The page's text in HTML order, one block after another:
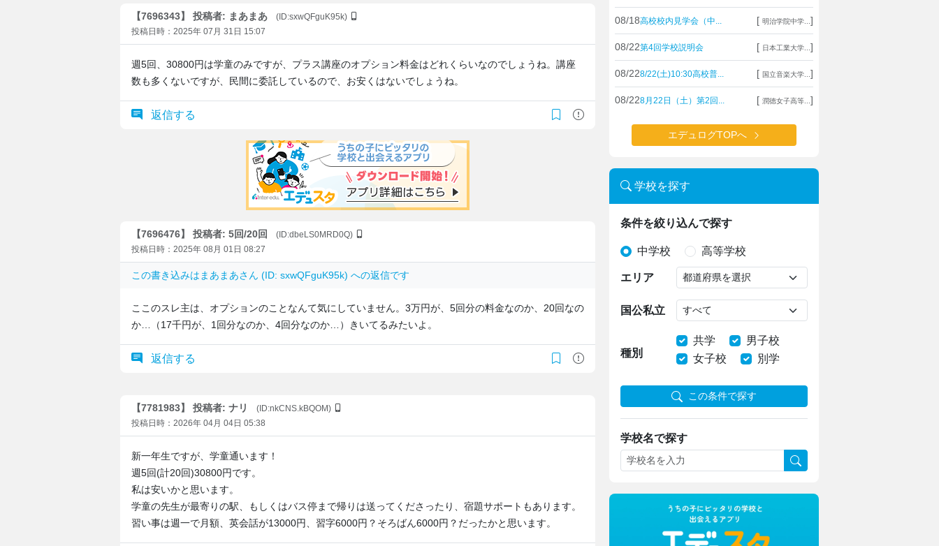
【7696343】 投稿者: まあまあ
(ID:sxwQFguK95k)
投稿日時：2025年 07月 31日 15:07
週5回、30800円は学童のみですが、プラス講座のオプション料金はどれくらいなのでしょうね。講座
数も多くないですが、民間に委託しているので、お安くはないでしょうね。
返信する
【7696476】 投稿者: 5回/20回
(ID:dbeLS0MRD0Q)
投稿日時：2025年 08月 01日 08:27
この書き込みは まあまあさん (ID: sxwQFguK95k) への返信です
ここのスレ主は、オプションのことなんて気にしていません。3万円が、5回分の料金なのか、20回なの
か…（17千円が、1回分なのか、4回分なのか…）きいてるみたいよ。
返信する
【7781983】 投稿者: ナリ
(ID:nkCNS.kBQOM)
投稿日時：2026年 04月 04日 05:38
新一年生ですが、学童通います！
週5回(計20回)30800円です。
私は安いかと思います。
学童の先生が最寄りの駅、もしくはバス停まで帰りは送ってくださったり、宿題サポートもあります。
習い事は週一で月額、英会話が13000円、習字6000円？そろばん6000円？だったかと思います。
08/18高校校内見学会（中... [ 明治学院中学... ]
08/22第4回学校説明会 [ 日本工業大学... ]
08/228/22(土)10:30高校普... [ 国立音楽大学... ]
08/228月22日（土）第2回... [ 潤徳女子高等... ]
エデュログTOPへ
学校を探す
条件を絞り込んで探す
中学校 高等学校
エリア
国公私立
種別
共学
男子校
女子校
別学
この条件で探す
学校名で探す